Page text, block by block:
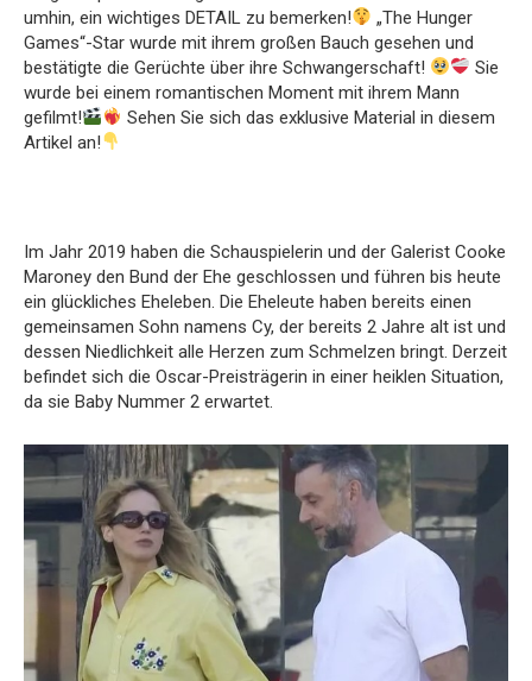
umhin, ein wichtiges DETAIL zu bemerken!
„The Hunger
Games“-Star wurde mit ihrem großen Bauch gesehen und
bestätigte die Gerüchte über ihre Schwangerschaft!
Sie
wurde bei einem romantischen Moment mit ihrem Mann
gefilmt!
Sehen Sie sich das exklusive Material in diesem
Artikel an!
Im Jahr 2019 haben die Schauspielerin und der Galerist Cooke
Maroney den Bund der Ehe geschlossen und führen bis heute
ein glückliches Eheleben. Die Eheleute haben bereits einen
gemeinsamen Sohn namens Cy, der bereits 2 Jahre alt ist und
dessen Niedlichkeit alle Herzen zum Schmelzen bringt. Derzeit
befindet sich die Oscar-Preisträgerin in einer heiklen Situation,
da sie Baby Nummer 2 erwartet.